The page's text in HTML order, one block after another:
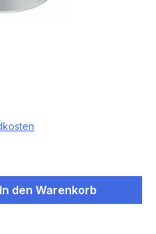
den
In den Warenkorb